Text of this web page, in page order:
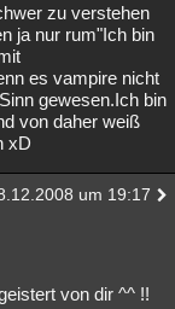
zu verstehen
ja nur rum"Ich bin
es vampire nicht
gewesen.Ich bin
von daher weiß
xD
um 19:17
von dir ^^ !!